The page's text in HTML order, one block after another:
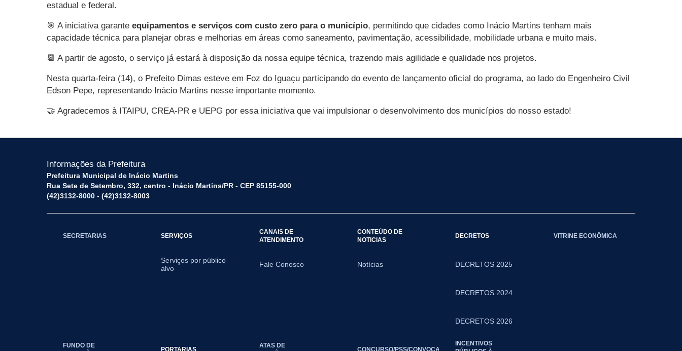
estadual e federal.
🎯 A iniciativa garante equipamentos e serviços com custo zero para o município, permitindo que cidades como Inácio Martins tenham mais
capacidade técnica para planejar obras e melhorias em áreas como saneamento, pavimentação, acessibilidade, mobilidade urbana e muito mais.
📆 A partir de agosto, o serviço já estará à disposição da nossa equipe técnica, trazendo mais agilidade e qualidade nos projetos.
Nesta quarta-feira (14), o Prefeito Dimas esteve em Foz do Iguaçu participando do evento de lançamento oficial do programa, ao lado do Engenheiro Civil
Edson Pepe, representando Inácio Martins nesse importante momento.
🤝 Agradecemos à ITAIPU, CREA-PR e UEPG por essa iniciativa que vai impulsionar o desenvolvimento dos municípios do nosso estado!
Informações da Prefeitura
Prefeitura Municipal de Inácio Martins
Rua Sete de Setembro, 332, centro - Inácio Martins/PR - CEP 85155-000
(42)3132-8000 - (42)3132-8003
SECRETARIAS SERVIÇOS
Serviços por público
alvo
CANAIS DE
ATENDIMENTO
Fale Conosco
CONTEÚDO DE
NOTICIAS
Notícias
DECRETOS
DECRETOS 2025
DECRETOS 2024
DECRETOS 2026
VITRINE ECONÔMICA
FUNDO DE
PORTARIAS
ATAS DE
CONCURSO/PSS/CONVOCAÇÃO
INCENTIVOS